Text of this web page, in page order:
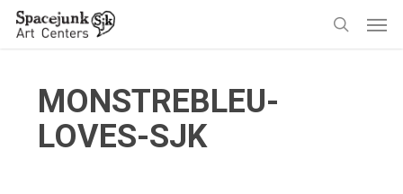
Skip
MONSTREBLEU-
LOVES-SJK